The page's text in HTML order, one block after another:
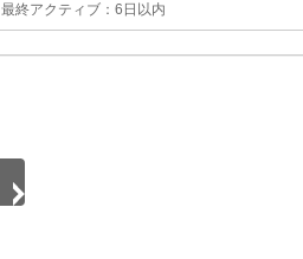
最終アクティブ：6日以内